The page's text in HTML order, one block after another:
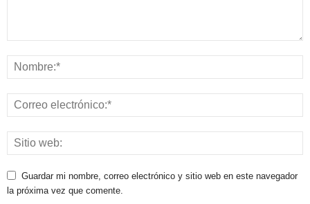
Guardar mi nombre, correo electrónico y sitio web en este navegador
la próxima vez que comente.